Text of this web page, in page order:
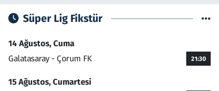
Süper Lig Fikstür
14 Ağustos, Cuma
Galatasaray - Çorum FK
21:30
15 Ağustos, Cumartesi